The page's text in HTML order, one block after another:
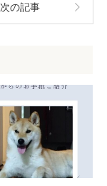
次の記事